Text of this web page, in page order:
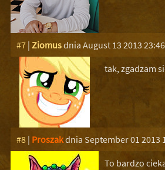
#7 | Ziomusdnia August 13 2013
tak, zgadzam
#8 | Proszakdnia September 01 2013
To bardzo